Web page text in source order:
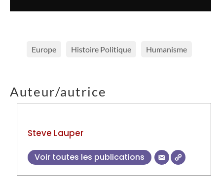
Europe Histoire Politique Humanisme
Auteur/autrice
Steve Lauper
Voir toutes les publications